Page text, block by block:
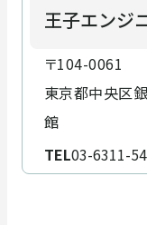
拠点・ネットワーク
王子エンジ
〒104-0061
東京都中央区
館
TEL03-6311-